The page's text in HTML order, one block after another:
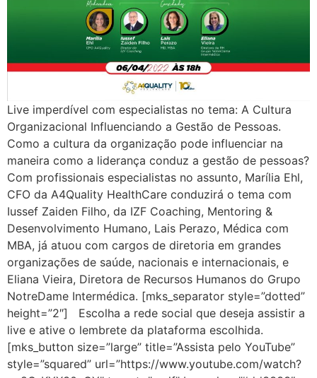
Live imperdível com especialistas no tema: A Cultura
Organizacional Influenciando a Gestão de Pessoas.
Como a cultura da organização pode influenciar na
maneira como a liderança conduz a gestão de pessoas?
Com profissionais especialistas no assunto, Marília Ehl,
CFO da A4Quality HealthCare conduzirá o tema com
Iussef Zaiden Filho, da IZF Coaching, Mentoring &
Desenvolvimento Humano, Lais Perazo, Médica com
MBA, já atuou com cargos de diretoria em grandes
organizações de saúde, nacionais e internacionais, e
Eliana Vieira, Diretora de Recursos Humanos do Grupo
NotreDame Intermédica. [mks_separator style=”dotted”
height=”2″] Escolha a rede social que deseja assistir a
live e ative o lembrete da plataforma escolhida.
[mks_button size=”large” title=”Assista pelo YouTube”
style=”squared” url=”https://www.youtube.com/watch?